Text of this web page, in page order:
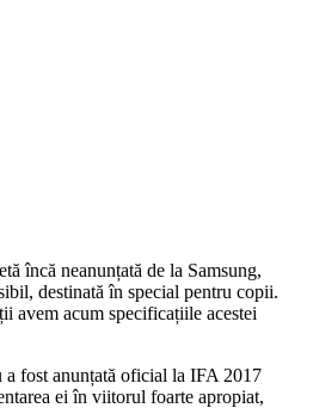
încă neanunțată de la Samsung,
destinată în special pentru copii.
avem acum specificațiile acestei
a fost anunțată oficial la IFA 2017
ei în viitorul foarte apropiat,